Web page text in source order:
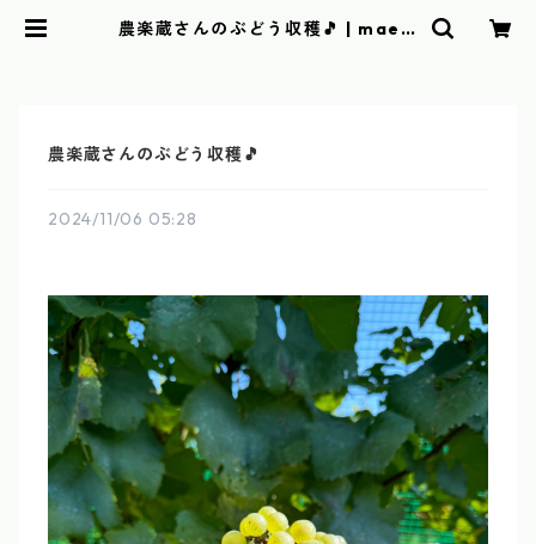
農楽蔵さんのぶどう収穫🎵 | maem
農楽蔵さんのぶどう収穫🎵
2024/11/06 05:28